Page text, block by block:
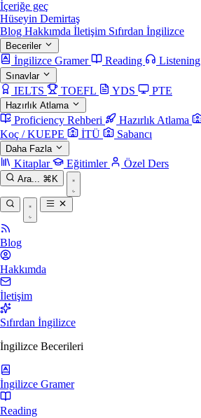
İçeriğe geç
Hüseyin Demirtaş
Blog Hakkımda İletişim Sıfırdan İngilizce
Beceriler
İngilizce Gramer Reading Listening
Sınavlar
IELTS TOEFL YDS PTE
Hazırlık Atlama
Proficiency Rehberi Hazırlık Atlama
Koç / KUEPE
İTÜ Sabancı
Daha Fazla
Kitaplar Eğitimler Özel Ders
Ara... ⌘K
Blog
Hakkımda
İletişim
Sıfırdan İngilizce
İngilizce Becerileri
İngilizce Gramer
Reading